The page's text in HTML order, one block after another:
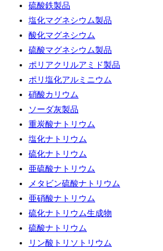
硫酸鉄製品
塩化マグネシウム製品
酸化マグネシウム
硫酸マグネシウム製品
ポリアクリルアミド製品
ポリ塩化アルミニウム
硝酸カリウム
ソーダ灰製品
重炭酸ナトリウム
塩化ナトリウム
硫化ナトリウム
亜硫酸ナトリウム
メタビン硫酸ナトリウム
亜硝酸ナトリウム
硫化ナトリウム生成物
硫酸ナトリウム
リン酸トリソトリウム